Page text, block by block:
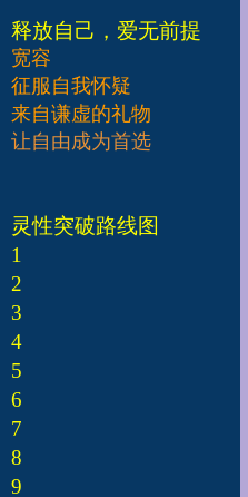
释放自己，爱无前提
宽容
征服自我怀疑
来自谦虚的礼物
让自由成为首选
灵性突破路线图
1
2
3
4
5
6
7
8
9